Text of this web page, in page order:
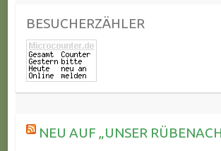
BESUCHERZÄHLER
NEU AUF „UNSER